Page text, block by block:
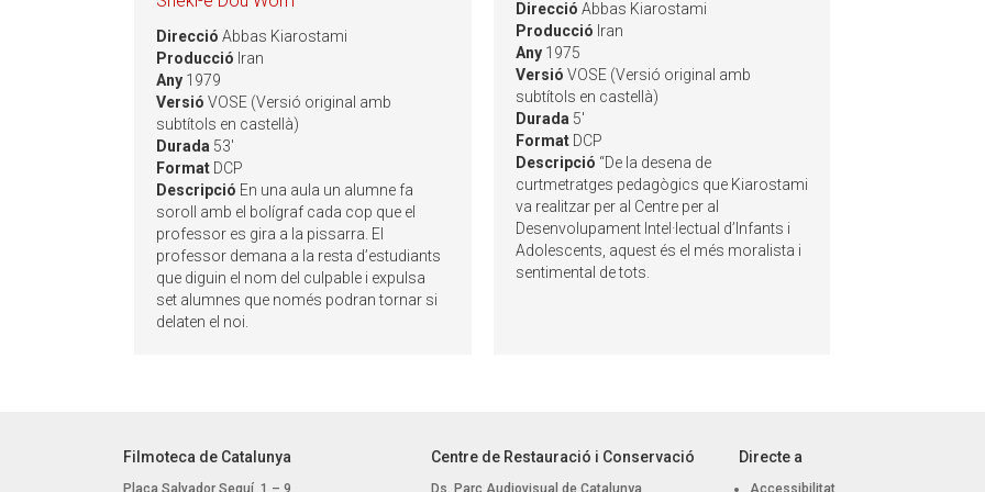
Direcció Abbas Kiarostami
Producció Iran
Any 1979
Versió VOSE (Versió original amb
subtítols en castellà)
Durada 53'
Format DCP
Descripció En una aula un alumne fa
soroll amb el bolígraf cada cop que el
professor es gira a la pissarra. El
professor demana a la resta d’estudiants
que diguin el nom del culpable i expulsa
set alumnes que només podran tornar si
delaten el noi.
Direcció Abbas Kiarostami
Producció Iran
Any 1975
Versió VOSE (Versió original amb
subtítols en castellà)
Durada 5'
Format DCP
Descripció “De la desena de
curtmetratges pedagògics que Kiarostami
va realitzar per al Centre per al
Desenvolupament Intel·lectual d’Infants i
Adolescents, aquest és el més moralista i
sentimental de tots.
Filmoteca de Catalunya
Plaça Salvador Seguí, 1 – 9
Centre de Restauració i Conservació
Ds. Parc Audiovisual de Catalunya
Directe a
Accessibilitat